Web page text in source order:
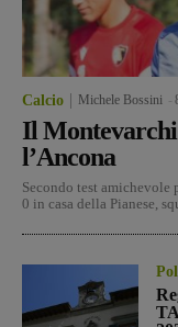
Calcio Michele Bossini
Il
l’Ancona
Secondo test
0 in casa della Pianese,